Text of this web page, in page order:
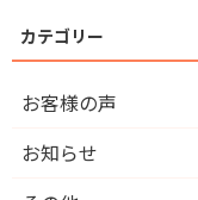
お客様の声
お知らせ